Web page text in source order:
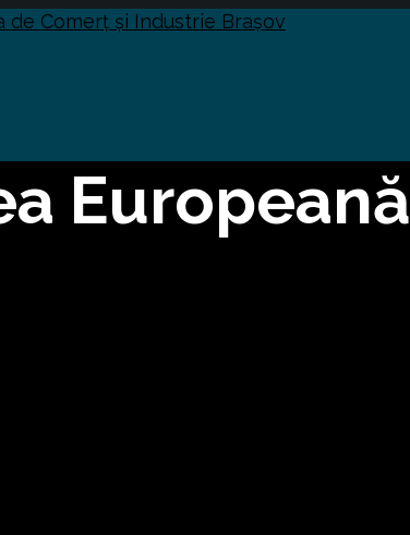
Europeană